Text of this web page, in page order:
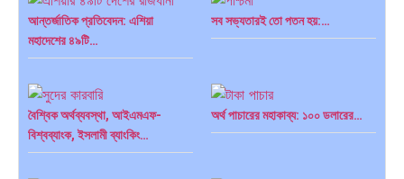
আন্তর্জাতিক প্রতিবেদন: এশিয়া
মহাদেশের ৪৯টি…
সব সভ্যতারই তো পতন হয়:…
বৈশ্বিক অর্থব্যবস্থা, আইএমএফ-
বিশ্বব্যাংক, ইসলামী ব্যাংকিং…
অর্থ পাচারের মহাকাব্য: ১০০ ডলারের…